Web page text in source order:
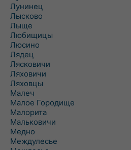
Лунинец
Лысково
Лыще
Любищицы
Люсино
Лядец
Лясковичи
Ляховичи
Ляховцы
Малеч
Малое Городище
Малорита
Мальковичи
Медно
Междулесье